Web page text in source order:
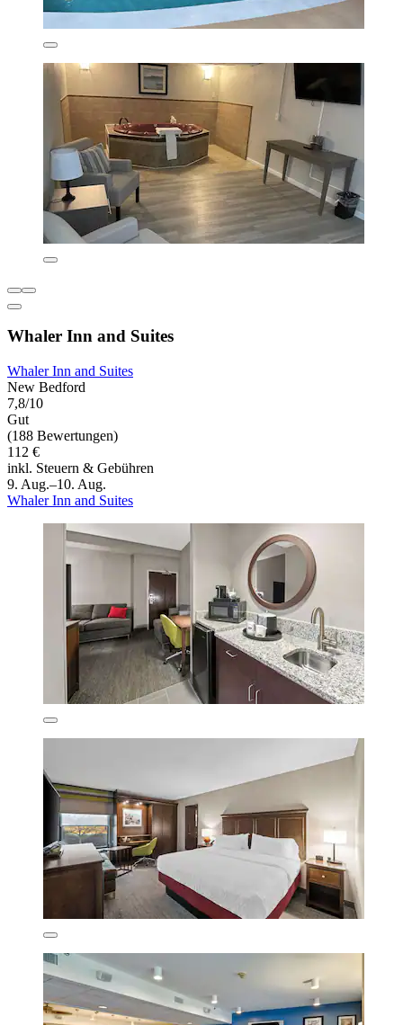
Whaler Inn and Suites
Whaler Inn and Suites
New Bedford
7,8/10
Gut
(188 Bewertungen)
112 €
inkl. Steuern & Gebühren
9. Aug.–10. Aug.
Whaler Inn and Suites